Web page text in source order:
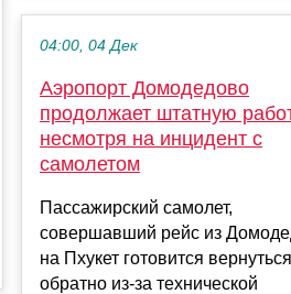
04:00, 04 Дек
Аэропорт Домодедово
продолжает штатную
несмотря на инцидент с
самолетом
Пассажирский самолет,
совершавший рейс из
на Пхукет готовится вернуться
обратно из-за технической